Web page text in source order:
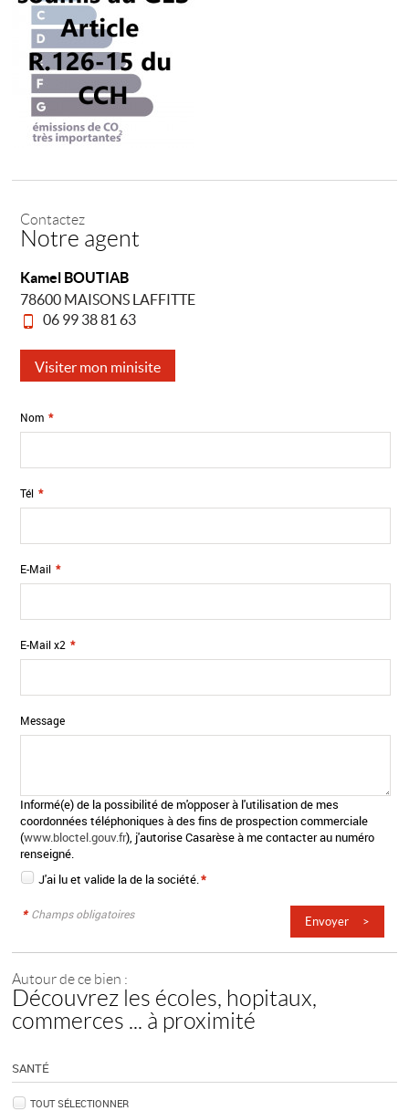
Contactez
Notre agent
Kamel BOUTIAB
78600 MAISONS LAFFITTE
06 99 38 81 63
Visiter mon minisite
Nom *
Tél *
E-Mail *
E-Mail x2 *
Message
Informé(e) de la possibilité de m'opposer à l'utilisation de mes
coordonnées téléphoniques à des fins de prospection commerciale
(www.bloctel.gouv.fr), j'autorise Casarèse à me contacter au numéro
renseigné.
J'ai lu et valide lade la société.*
* Champs obligatoires
Autour de ce bien :
Découvrez les écoles, hopitaux,
commerces ... à proximité
SANTÉ
TOUT SÉLECTIONNER